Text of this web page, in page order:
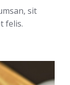
sit
felis.